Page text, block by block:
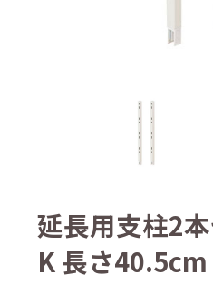
延長用支柱2
K 長さ40.5cm